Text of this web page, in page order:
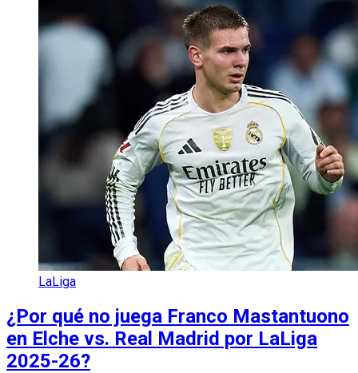
LaLiga
¿Por qué no juega Franco Mastantuono
en Elche vs. Real Madrid por LaLiga
2025-26?